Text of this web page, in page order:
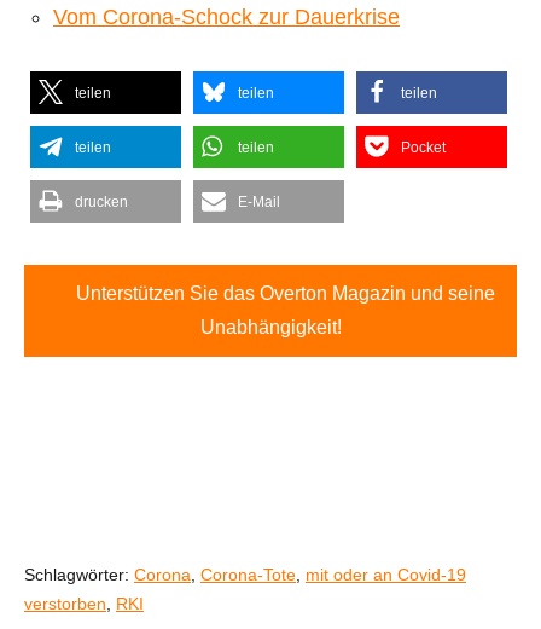
Vom Corona-Schock zur Dauerkrise
teilen teilen teilen
teilen teilen Pocket
drucken E-Mail
Unterstützen Sie das Overton Magazin und seine
Unabhängigkeit!
Schlagwörter: Corona Corona-Tote mit oder an Covid-19
verstorben
RKI